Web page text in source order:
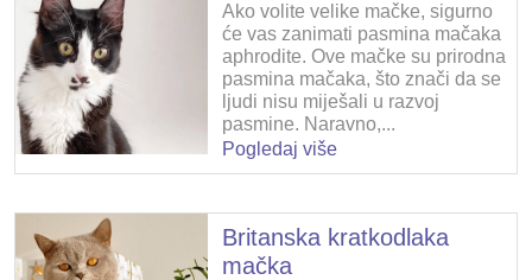
Ako volite velike mačke, sigurno
će vas zanimati pasmina mačaka
aphrodite. Ove mačke su prirodna
pasmina mačaka, što znači da se
ljudi nisu miješali u razvoj
pasmine. Naravno,...
Pogledaj više
Britanska kratkodlaka
mačka